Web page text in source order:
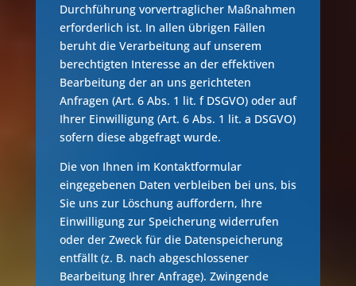
Durchführung vorvertraglicher Maßnahmen
erforderlich ist. In allen übrigen Fällen
beruht die Verarbeitung auf unserem
berechtigten Interesse an der effektiven
Bearbeitung der an uns gerichteten
Anfragen (Art. 6 Abs. 1 lit. f DSGVO) oder auf
Ihrer Einwilligung (Art. 6 Abs. 1 lit. a DSGVO)
sofern diese abgefragt wurde.
Die von Ihnen im Kontaktformular
eingegebenen Daten verbleiben bei uns, bis
Sie uns zur Löschung auffordern, Ihre
Einwilligung zur Speicherung widerrufen
oder der Zweck für die Datenspeicherung
entfällt (z. B. nach abgeschlossener
Bearbeitung Ihrer Anfrage). Zwingende